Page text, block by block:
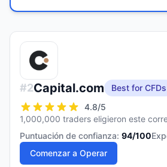
#2Capital.com
Best for CFDs
4.8/5
1,000,000 traders eligieron este
Puntuación de confianza: 94/100
Comenzar a Operar